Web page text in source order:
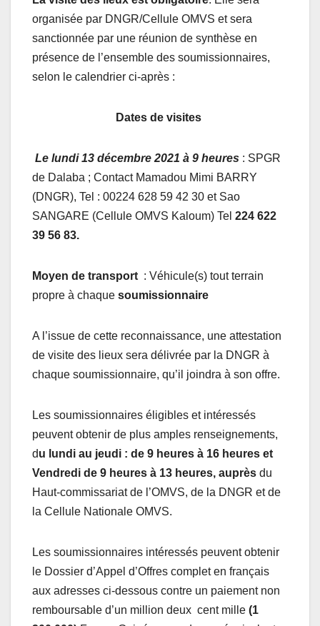
organisée par DNGR/Cellule OMVS et sera
sanctionnée par une réunion de synthèse en
présence de l’ensemble des soumissionnaires,
selon le calendrier ci-après :
Dates de visites
Le lundi 13 décembre 2021 à 9 heures : SPGR
de Dalaba ; Contact Mamadou Mimi BARRY
(DNGR), Tel : 00224 628 59 42 30 et Sao
SANGARE (Cellule OMVS Kaloum) Tel 224 622
39 56 83.
Moyen de transport : Véhicule(s) tout terrain
propre à chaque soumissionnaire
A l’issue de cette reconnaissance, une attestation
de visite des lieux sera délivrée par la DNGR à
chaque soumissionnaire, qu’il joindra à son offre.
Les soumissionnaires éligibles et intéressés
peuvent obtenir de plus amples renseignements,
du lundi au jeudi : de 9 heures à 16 heures et
Vendredi de 9 heures à 13 heures, auprès du
Haut-commissariat de l’OMVS, de la DNGR et de
la Cellule Nationale OMVS.
Les soumissionnaires intéressés peuvent obtenir
le Dossier d’Appel d’Offres complet en français
aux adresses ci-dessous contre un paiement non
remboursable d’un million deux cent mille (1